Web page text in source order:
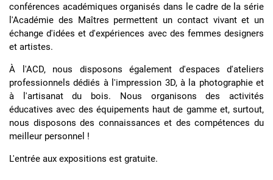
conférences académiques organisés dans le cadre de la série
l'Académie des Maîtres permettent un contact vivant et un
échange d'idées et d'expériences avec des femmes designers
et artistes.
À l'ACD, nous disposons également d'espaces d'ateliers
professionnels dédiés à l'impression 3D, à la photographie et
à l'artisanat du bois. Nous organisons des activités
éducatives avec des équipements haut de gamme et, surtout,
nous disposons des connaissances et des compétences du
meilleur personnel !
L'entrée aux expositions est gratuite.